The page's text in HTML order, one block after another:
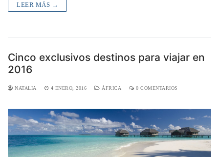
LEER MÁS →
Cinco exclusivos destinos para viajar en
2016
NATALIA 4 ENERO, 2016 ÁFRICA 0 COMENTARIOS